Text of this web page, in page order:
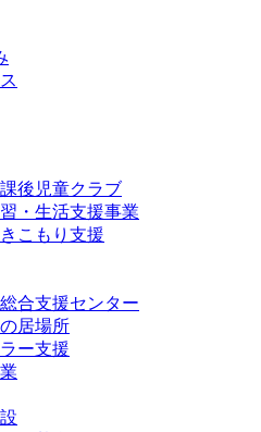
後児童クラブ
・生活支援事業
こもり支援
合支援センター
居場所
ー支援